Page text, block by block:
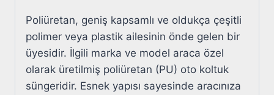
Poliüretan, geniş kapsamlı ve oldukça çeşitli
polimer veya plastik ailesinin önde gelen bir
üyesidir. İlgili marka ve model araca özel
olarak üretilmiş poliüretan (PU) oto koltuk
süngeridir. Esnek yapısı sayesinde aracınıza